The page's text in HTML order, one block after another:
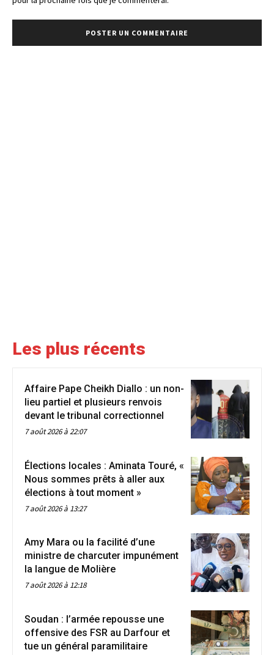
Les plus récents
Affaire Pape Cheikh Diallo : un non-
lieu partiel et plusieurs renvois
devant le tribunal correctionnel
7 août 2026 à 22:07
Élections locales : Aminata Touré, «
Nous sommes prêts à aller aux
élections à tout moment »
7 août 2026 à 13:27
Amy Mara ou la facilité d’une
ministre de charcuter impunément
la langue de Molière
7 août 2026 à 12:18
Soudan : l’armée repousse une
offensive des FSR au Darfour et
tue un général paramilitaire